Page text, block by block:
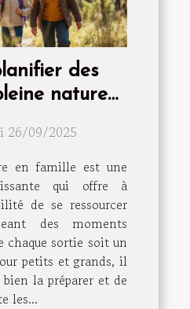
des
nature
26/09/2025
en famille est une
qui offre à
de se ressourcer
des moments
chaque sortie soit un
petits et grands, il
la préparer et de
les...